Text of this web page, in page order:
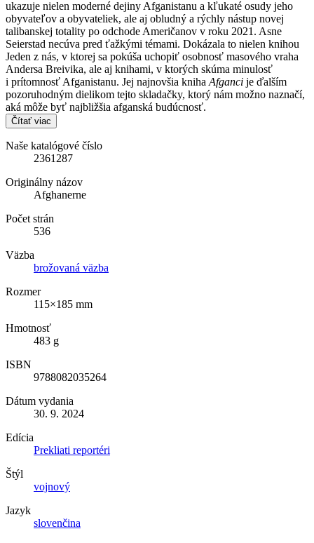
ukazuje nielen moderné dejiny Afganistanu a kľukaté osudy jeho
obyvateľov a obyvateliek, ale aj obludný a rýchly nástup novej
talibanskej totality po odchode Američanov v roku 2021. Asne
Seierstad necúva pred ťažkými témami. Dokázala to nielen knihou
Jeden z nás, v ktorej sa pokúša uchopiť osobnosť masového vraha
Andersa Breivika, ale aj knihami, v ktorých skúma minulosť
i prítomnosť Afganistanu. Jej najnovšia kniha Afganci je ďalším
pozoruhodným dielikom tejto skladačky, ktorý nám možno naznačí,
aká môže byť najbližšia afganská budúcnosť.
Čítať viac
Naše katalógové číslo
2361287
Originálny názov
Afghanerne
Počet strán
536
Väzba
brožovaná väzba
Rozmer
115×185 mm
Hmotnosť
483 g
ISBN
9788082035264
Dátum vydania
30. 9. 2024
Edícia
Prekliati reportéri
Štýl
vojnový
Jazyk
slovenčina